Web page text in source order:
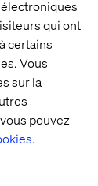
qui ont
certains
Vous
sur la
pouvez
faisant
Manager,